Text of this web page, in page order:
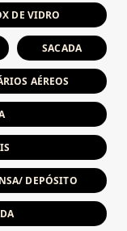
DE VIDRO
SACADA
AÉREOS
DEPÓSITO